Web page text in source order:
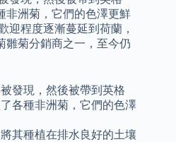
非洲菊，它們的色澤更鮮
迎程度逐漸蔓延到荷蘭，
雛菊分銷商之一，至今仍
發現，然後被帶到英格
各種非洲菊，它們的色澤
其種植在排水良好的土壤